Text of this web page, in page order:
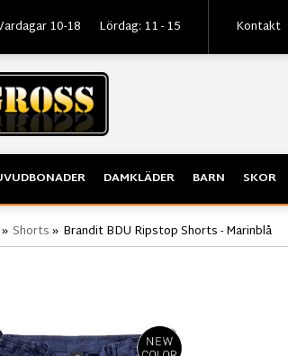
10-18 Lördag: 11 - 15 Kontakt
DAMKLÄDER BARN SKOR
» Shorts» Brandit BDU Ripstop Shorts - Marinblå